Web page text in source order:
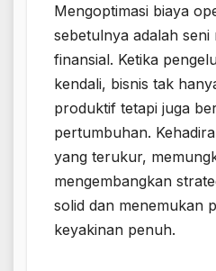
Mengoptimasi biaya
sebetulnya adalah
finansial. Ketika
kendali, bisnis tak
produktif tetapi juga
pertumbuhan.
yang terukur,
mengembangkan
solid dan menemukan
keyakinan penuh.